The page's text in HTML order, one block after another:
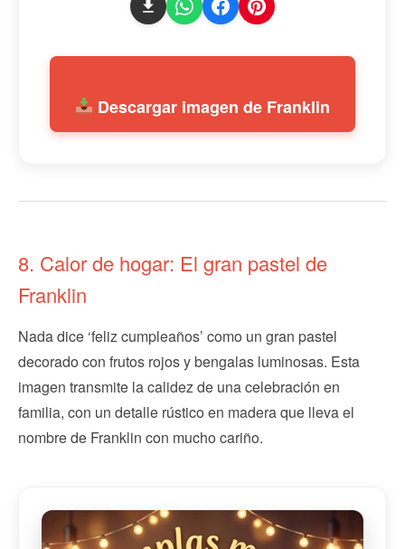
Descargar imagen de Franklin
8. Calor de hogar: El gran pastel de
Franklin
Nada dice ‘feliz cumpleaños’ como un gran pastel
decorado con frutos rojos y bengalas luminosas. Esta
imagen transmite la calidez de una celebración en
familia, con un detalle rústico en madera que lleva el
nombre de Franklin con mucho cariño.